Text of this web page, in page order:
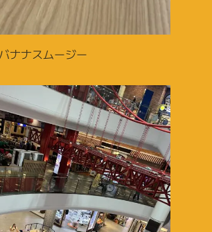
ナナスムージー